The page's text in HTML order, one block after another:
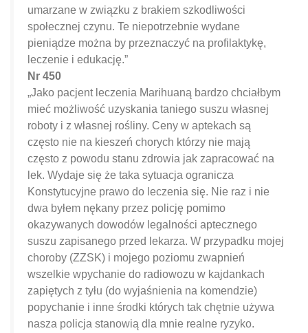
umarzane w związku z brakiem szkodliwości
społecznej czynu. Te niepotrzebnie wydane
pieniądze można by przeznaczyć na profilaktykę,
leczenie i edukację.”
Nr 450
„Jako pacjent leczenia Marihuaną bardzo chciałbym
mieć możliwość uzyskania taniego suszu własnej
roboty i z własnej rośliny. Ceny w aptekach są
często nie na kieszeń chorych którzy nie mają
często z powodu stanu zdrowia jak zapracować na
lek. Wydaje się że taka sytuacja ogranicza
Konstytucyjne prawo do leczenia się. Nie raz i nie
dwa byłem nękany przez policję pomimo
okazywanych dowodów legalności aptecznego
suszu zapisanego przed lekarza. W przypadku mojej
choroby (ZZSK) i mojego poziomu zwapnień
wszelkie wpychanie do radiowozu w kajdankach
zapiętych z tyłu (do wyjaśnienia na komendzie)
popychanie i inne środki których tak chętnie używa
nasza policja stanowią dla mnie realne ryzyko.